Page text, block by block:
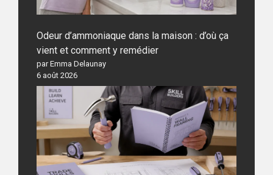
Odeur d’ammoniaque dans la maison : d’où ça
vient et comment y remédier
par Emma Delaunay
6 août 2026